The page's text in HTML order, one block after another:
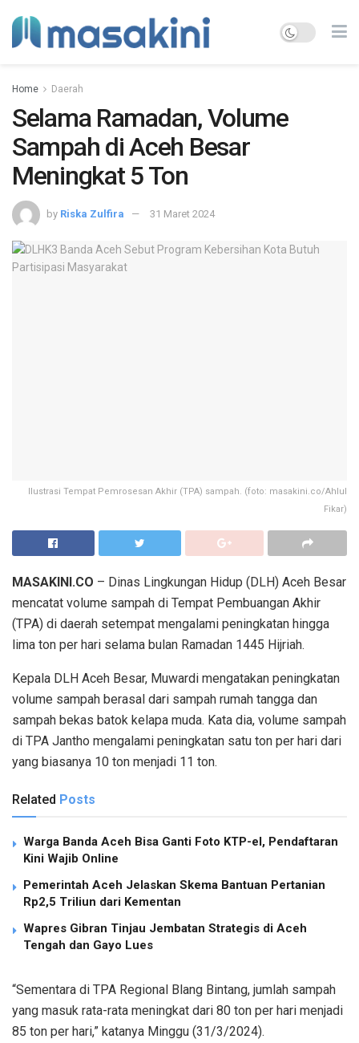
Home Daerah
Selama Ramadan, Volume
Sampah di Aceh Besar
Meningkat 5 Ton
by Riska Zulfira 31 Maret 2024
Ilustrasi Tempat Pemrosesan Akhir (TPA) sampah. (foto: masakini.co/Ahlul
Fikar)
MASAKINI.CO – Dinas Lingkungan Hidup (DLH) Aceh Besar
mencatat volume sampah di Tempat Pembuangan Akhir
(TPA) di daerah setempat mengalami peningkatan hingga
lima ton per hari selama bulan Ramadan 1445 Hijriah.
Kepala DLH Aceh Besar, Muwardi mengatakan peningkatan
volume sampah berasal dari sampah rumah tangga dan
sampah bekas batok kelapa muda. Kata dia, volume sampah
di TPA Jantho mengalami peningkatan satu ton per hari dari
yang biasanya 10 ton menjadi 11 ton.
Related Posts
Warga Banda Aceh Bisa Ganti Foto KTP-el, Pendaftaran
Kini Wajib Online
Pemerintah Aceh Jelaskan Skema Bantuan Pertanian
Rp2,5 Triliun dari Kementan
Wapres Gibran Tinjau Jembatan Strategis di Aceh
Tengah dan Gayo Lues
“Sementara di TPA Regional Blang Bintang, jumlah sampah
yang masuk rata-rata meningkat dari 80 ton per hari menjadi
85 ton per hari,” katanya Minggu (31/3/2024).